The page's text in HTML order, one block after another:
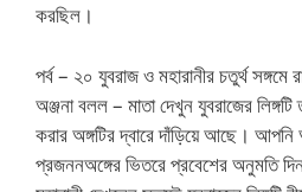
করছিল।
পর্ব – ২০ যুবরাজ ও মহারানীর চতুর্থ সঙ্গমে
অঞ্জনা বলল – মাতা দেখুন যুবরাজের
করার অঙ্গটির দ্বারে দাঁড়িয়ে আছে।
প্রজননঅঙ্গের ভিতরে প্রবেশের অনুমতি